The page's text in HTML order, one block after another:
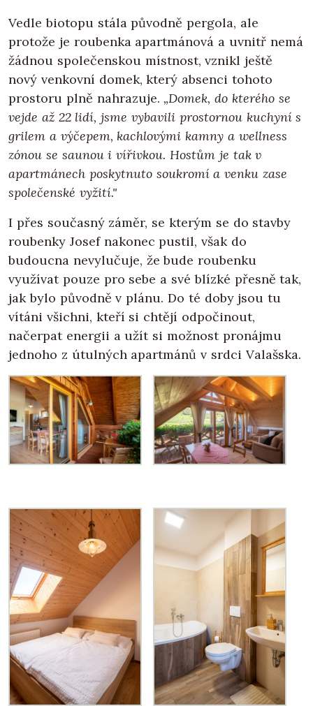
Vedle biotopu stála původně pergola, ale
protože je roubenka apartmánová a uvnitř nemá
žádnou společenskou místnost, vznikl ještě
nový venkovní domek, který absenci tohoto
prostoru plně nahrazuje. „Domek, do kterého se
vejde až 22 lidí, jsme vybavili prostornou kuchyní s
grilem a výčepem, kachlovými kamny a wellness
zónou se saunou i vířivkou. Hostům je tak v
apartmánech poskytnuto soukromí a venku zase
společenské vyžití."
I přes současný záměr, se kterým se do stavby
roubenky Josef nakonec pustil, však do
budoucna nevylučuje, že bude roubenku
využívat pouze pro sebe a své blízké přesně tak,
jak bylo původně v plánu. Do té doby jsou tu
vítáni všichni, kteří si chtějí odpočinout,
načerpat energii a užít si možnost pronájmu
jednoho z útulných apartmánů v srdci Valašska.